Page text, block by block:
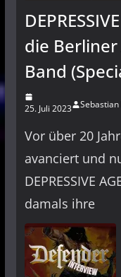
die
Band
25. Juli 2023 Sebastian
Vor über 20
avanciert und
DEPRESSIVE
damals ihre